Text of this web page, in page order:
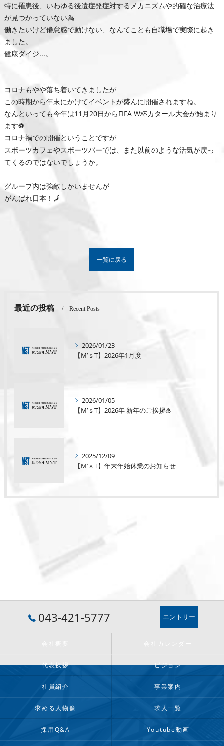
特に罹患後、いわゆる後遺症発症対するメカニズムや的確な治療法
が見つかっていない為
働きたいけど倦怠感で動けない、なんてことも自職場で実際に起き
ました。
健康ダイジ...。
コロナもやや落ち着いてきましたが
この時期から年末にかけてイベントが盛んに開催されますね。
なんといっても今年は11月20日からFIFA W杯カタール大会が始まり
ます⚽
コロナ禍での開催ということですが
スポーツカフェやスポーツバーでは、また以前のような活気が戻っ
てくるのではないでしょうか。
グループ内は強敵しかいませんが
がんばれ日本！🗾
一覧に戻る
最近の投稿 Recent Posts
2026/01/23
【M’ｓT】2026年1月度
2026/01/05
【M’ｓT】2026年 新年のご挨拶🎍
2025/12/09
【M’ｓT】年末年始休業のお知らせ
043-421-5777 エントリー
代表挨拶 ビジョン
社員紹介 事業案内
求める人物像 求人一覧
採用Q&A Youtube動画